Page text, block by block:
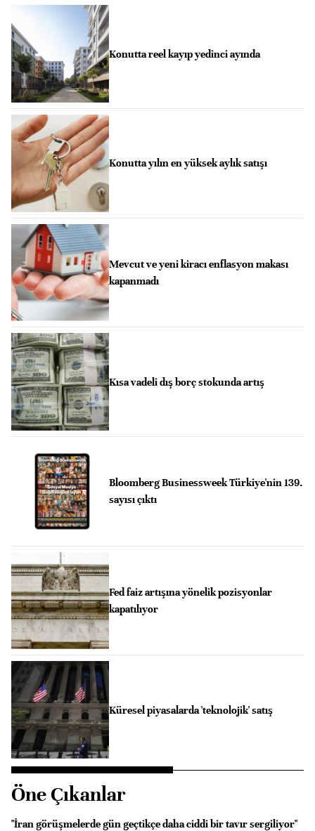
Konutta reel kayıp yedinci ayında
Konutta yılın en yüksek aylık satışı
Mevcut ve yeni kiracı enflasyon makası
kapanmadı
Kısa vadeli dış borç stokunda artış
Bloomberg Businessweek Türkiye'nin 139.
sayısı çıktı
Fed faiz artışına yönelik pozisyonlar
kapatılıyor
Küresel piyasalarda 'teknolojik' satış
Öne Çıkanlar
"İran görüşmelerde gün geçtikçe daha ciddi bir tavır sergiliyor"